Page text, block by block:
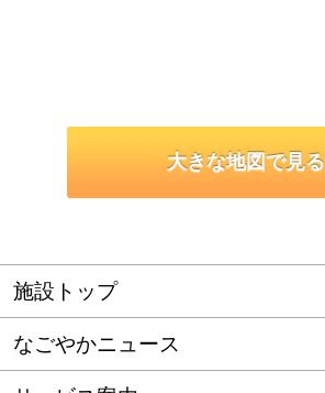
大きな地図で見る
施設トップ
なごやかニュース